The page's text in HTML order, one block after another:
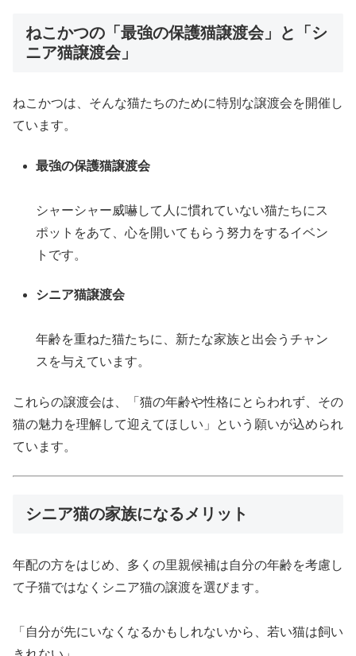
ねこかつの「最強の保護猫譲渡会」と「シ
ニア猫譲渡会」
ねこかつは、そんな猫たちのために特別な譲渡会を開催し
ています。
最強の保護猫譲渡会
シャーシャー威嚇して人に慣れていない猫たちにス
ポットをあて、心を開いてもらう努力をするイベン
トです。
シニア猫譲渡会
年齢を重ねた猫たちに、新たな家族と出会うチャン
スを与えています。
これらの譲渡会は、「猫の年齢や性格にとらわれず、その
猫の魅力を理解して迎えてほしい」という願いが込められ
ています。
シニア猫の家族になるメリット
年配の方をはじめ、多くの里親候補は自分の年齢を考慮し
て子猫ではなくシニア猫の譲渡を選びます。
「自分が先にいなくなるかもしれないから、若い猫は飼い